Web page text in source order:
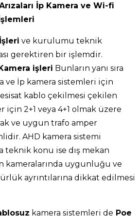
İp Kamera ve Wi-fi
ve kurulumu teknik
gerektiren bir işlemdir.
işleri Bunların yanı sıra
ve İp kamera sistemleri için
kablo çekilmesi çekilen
için 2+1 veya 4+1 olmak üzere
ve uygun trafo amper
AHD kamera sistemi
teknik konu ise dış mekan
kameralarında uygunluğu ve
ayrıntılarına dikkat edilmesi
kamera sistemleri de Poe